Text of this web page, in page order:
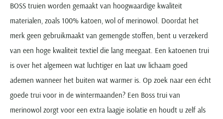
BOSS truien worden gemaakt van hoogwaardige kwaliteit
materialen, zoals 100% katoen, wol of merinowol. Doordat het
merk geen gebruikmaakt van gemengde stoffen, bent u verzekerd
van een hoge kwaliteit textiel die lang meegaat. Een katoenen trui
is over het algemeen wat luchtiger en laat uw lichaam goed
ademen wanneer het buiten wat warmer is. Op zoek naar een écht
goede trui voor in de wintermaanden? Een Boss trui van
merinowol zorgt voor een extra laagje isolatie en houdt u zelf als